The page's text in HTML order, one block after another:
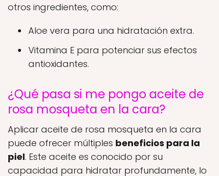
otros ingredientes, como:
Aloe vera para una hidratación extra.
Vitamina E para potenciar sus efectos
antioxidantes.
¿Qué pasa si me pongo aceite de
rosa mosqueta en la cara?
Aplicar aceite de rosa mosqueta en la cara
puede ofrecer múltiples beneficios para la
piel. Este aceite es conocido por su
capacidad para hidratar profundamente, lo